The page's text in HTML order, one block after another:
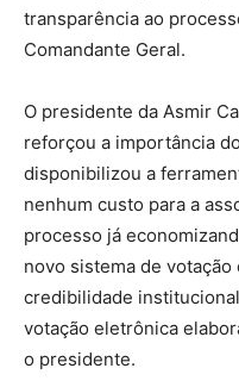
transparência ao
Comandante Geral.
O presidente da Asmir
reforçou a importância
disponibilizou a
nenhum custo para a
processo já
novo sistema de
credibilidade
votação eletrônica
o presidente.